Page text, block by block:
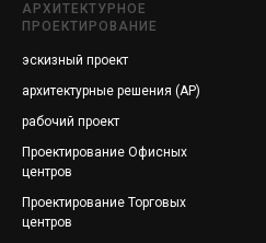
АРХИТЕКТУРНОЕ
ПРОЕКТИРОВАНИЕ
эскизный проект
архитектурные решения (АР)
рабочий проект
Проектирование Офисных
центров
Проектирование Торговых
центров